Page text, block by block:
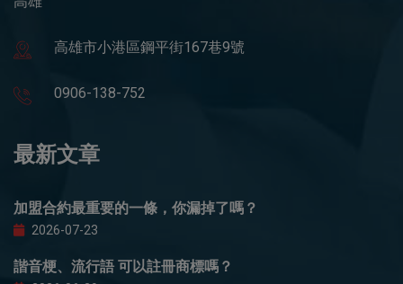
高雄市小港區鋼平街167巷9號
0906-138-752
最新文章
加盟合約最重要的一條，你漏掉了嗎？
2026-07-23
諧音梗、流行語 可以註冊商標嗎？